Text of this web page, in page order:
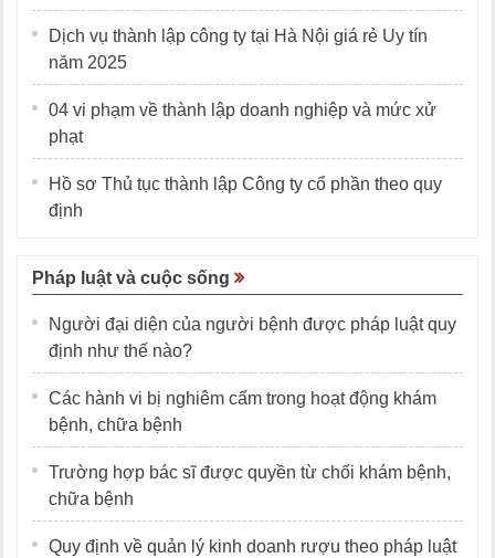
Dịch vụ thành lập công ty tại Hà Nội giá rẻ Uy tín
năm 2025
04 vi phạm về thành lập doanh nghiệp và mức xử
phạt
Hồ sơ Thủ tục thành lập Công ty cổ phần theo quy
định
Pháp luật và cuộc sống
Người đại diện của người bệnh được pháp luật quy
định như thế nào?
Các hành vi bị nghiêm cấm trong hoạt động khám
bệnh, chữa bệnh
Trường hợp bác sĩ được quyền từ chối khám bệnh,
chữa bệnh
Quy định về quản lý kinh doanh rượu theo pháp luật